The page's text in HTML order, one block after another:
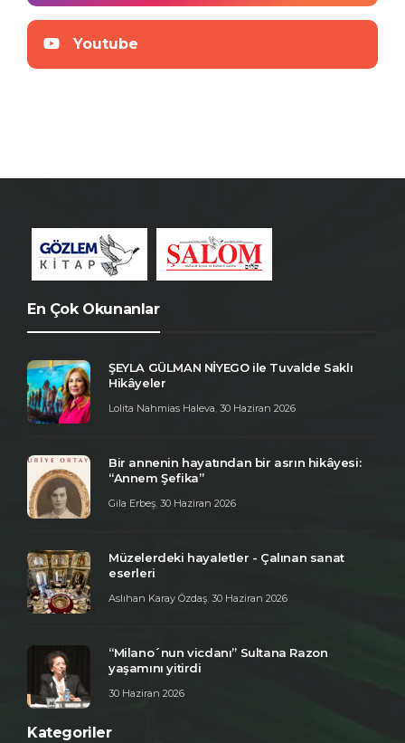
Youtube
En Çok Okunanlar
ŞEYLA GÜLMAN NİYEGO ile Tuvalde Saklı
Hikâyeler
Lolita Nahmias Haleva, 30 Haziran 2026
Bir annenin hayatından bir asrın hikâyesi:
“Annem Şefika”
Gila Erbeş, 30 Haziran 2026
Müzelerdeki hayaletler - Çalınan sanat
eserleri
Aslıhan Karay Özdaş, 30 Haziran 2026
“Milano´nun vicdanı” Sultana Razon
yaşamını yitirdi
30 Haziran 2026
Kategoriler